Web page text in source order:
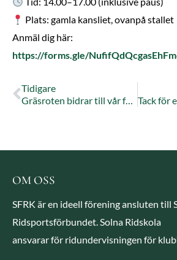
Plats: gamla kansliet, ovanpå stallet
Anmäl dig här:
https://forms.gle/
Tidigare
Gräsroten bidrar till vår förening!
OM OSS
SFRK är en ideell förening ansluten till
Ridsportsförbundet. Solna Ridskola
ansvarar för ridundervisningen för